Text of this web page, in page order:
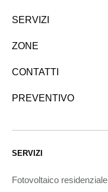
SERVIZI
ZONE
CONTATTI
PREVENTIVO
SERVIZI
Fotovoltaico residenziale